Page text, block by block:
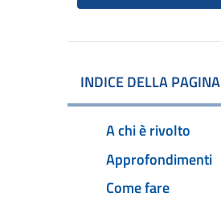
INDICE DELLA PAGINA
A chi è rivolto
Approfondimenti
Come fare